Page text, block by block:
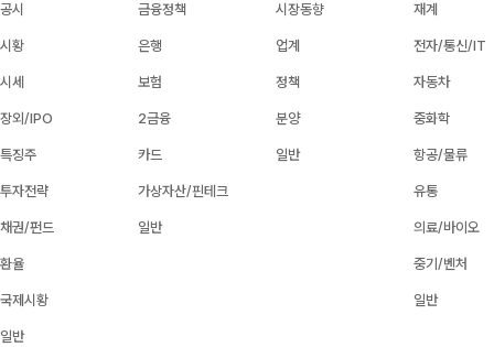
공시
시황
시세
장외/IPO
특징주
투자전략
채권/펀드
환율
국제시황
일반
금융정책
은행
보험
2금융
카드
가상자산/핀테크
일반
시장동향
업계
정책
분양
일반
재계
전자/통신/IT
자동차
중화학
항공/물류
유통
의료/바이오
중기/벤처
일반